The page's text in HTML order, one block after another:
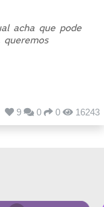
acha que pode
9 0 0 16243